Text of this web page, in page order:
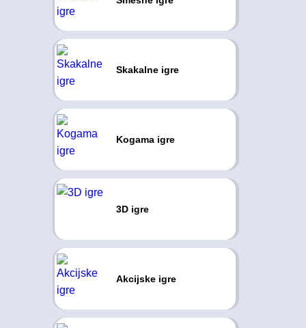
Skakalne igre
Kogama igre
3D igre
Akcijske igre